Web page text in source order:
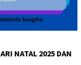
NATAL 2025 DAN